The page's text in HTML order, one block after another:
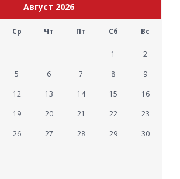
Август 2026
Ср Чт Пт Сб Вс
1
2
5 6 7 8
9
12 13 14 15
16
19 20 21 22
23
26 27 28 29
30